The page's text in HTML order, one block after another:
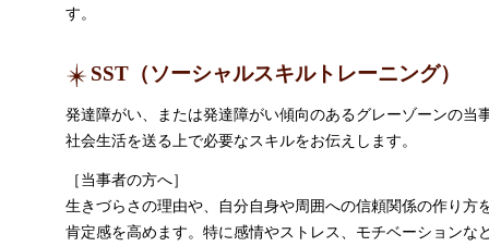
す。
SST（ソーシャルスキルトレーニング）
発達障がい、または発達障がい傾向のあるグレーゾーンの当
社会生活を送る上で必要なスキルをお伝えします。
［当事者の方へ］
生きづらさの理由や、自分自身や周囲への信頼関係の作り方
肯定感を高めます。特に感情やストレス、モチベーションな